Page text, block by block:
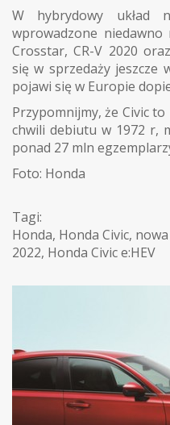
W hybrydowy układ
wprowadzone niedawno
Crosstar, CR-V 2020
się w sprzedaży jeszcze
pojawi się w Europie
Przypomnijmy, że Civic
chwili debiutu w 1972 r,
ponad 27 mln
Foto: Honda
Tagi:
Honda, Honda Civic,
2022, Honda Civic e:HEV